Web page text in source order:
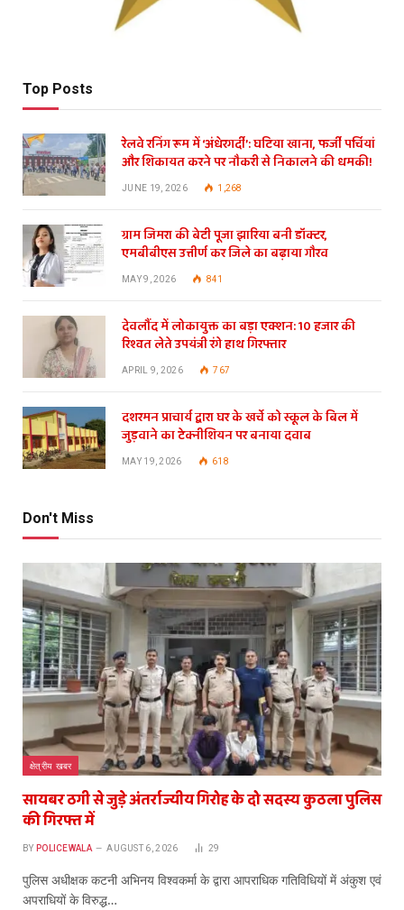
Top Posts
रेलवे रनिंग रूम में ‘अंधेरगर्दी’: घटिया खाना, फर्जी पर्चियां
और शिकायत करने पर नौकरी से निकालने की धमकी!
JUNE 19, 2026 1,268
ग्राम जिमरा की बेटी पूजा झारिया बनी डॉक्टर,
एमबीबीएस उत्तीर्ण कर जिले का बढ़ाया गौरव
MAY 9, 2026 841
देवलौंद में लोकायुक्त का बड़ा एक्शन: 10 हजार की
रिश्वत लेते उपयंत्री रंगे हाथ गिरफ्तार
APRIL 9, 2026 767
दशरमन प्राचार्य द्वारा घर के खर्चे को स्कूल के बिल में
जुड़वाने का टेक्नीशियन पर बनाया दवाब
MAY 19, 2026 618
Don't Miss
क्षेत्रीय खबर
सायबर ठगी से जुड़े अंतर्राज्यीय गिरोह के दो सदस्य कुठला पुलिस
की गिरफ्त में
BY POLICEWALA AUGUST 6, 2026 29
पुलिस अधीक्षक कटनी अभिनय विश्वकर्मा के द्वारा आपराधिक गतिविधियों में अंकुश एवं
अपराधियों के विरुद्ध…